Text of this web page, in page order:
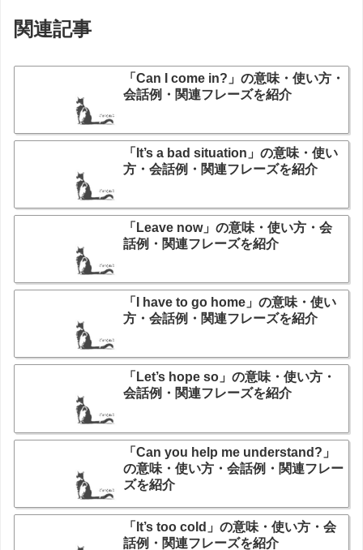
関連記事
「Can I come in?」の意味・使い方・
会話例・関連フレーズを紹介
「It’s a bad situation」の意味・使い
方・会話例・関連フレーズを紹介
「Leave now」の意味・使い方・会
話例・関連フレーズを紹介
「I have to go home」の意味・使い
方・会話例・関連フレーズを紹介
「Let’s hope so」の意味・使い方・
会話例・関連フレーズを紹介
「Can you help me understand?」
の意味・使い方・会話例・関連フレー
ズを紹介
「It’s too cold」の意味・使い方・会
話例・関連フレーズを紹介